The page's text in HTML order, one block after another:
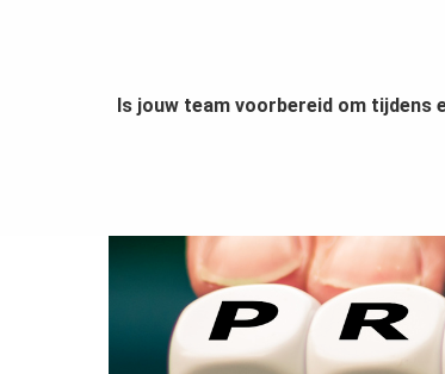
Is jouw team voorbereid om tijdens